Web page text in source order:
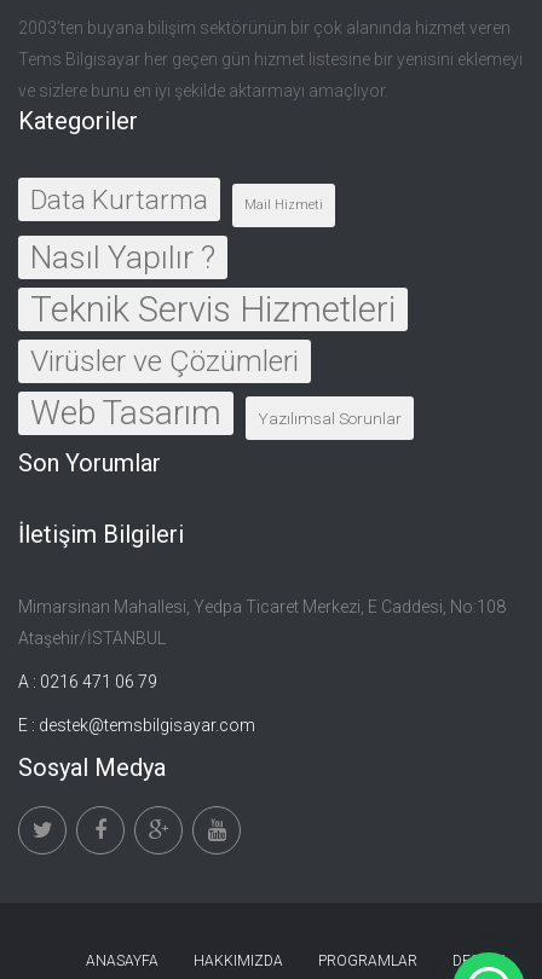
2003’ten buyana bilişim sektörünün bir çok alanında hizmet veren
Tems Bilgisayar her geçen gün hizmet listesine bir yenisini eklemeyi
ve sizlere bunu en iyi şekilde aktarmayı amaçlıyor.
Kategoriler
Data Kurtarma Mail Hizmeti
Nasıl Yapılır ?
Teknik Servis Hizmetleri
Virüsler ve Çözümleri
Web Tasarım Yazılımsal Sorunlar
Son Yorumlar
İletişim Bilgileri
Mimarsinan Mahallesi, Yedpa Ticaret Merkezi, E Caddesi, No:108
Ataşehir/İSTANBUL
A : 0216 471 06 79
E : destek@temsbilgisayar.com
Sosyal Medya
ANASAYFA HAKKIMIZDA PROGRAMLAR DESTEK